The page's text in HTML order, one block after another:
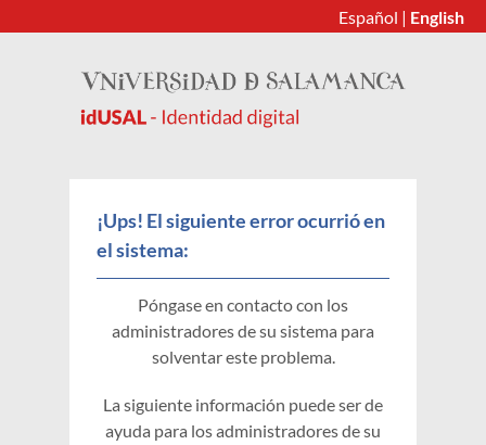
Español | English
¡Ups! El siguiente error ocurrió en
el sistema:
Póngase en contacto con los
administradores de su sistema para
solventar este problema.
La siguiente información puede ser de
ayuda para los administradores de su